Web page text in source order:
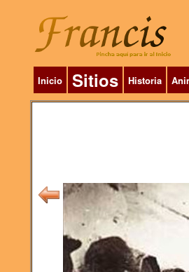
Inicio Sitios Historia